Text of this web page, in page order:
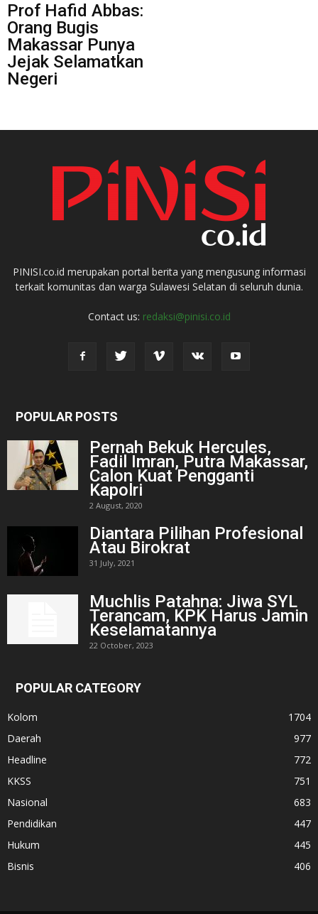
Prof Hafid Abbas:
Orang Bugis
Makassar Punya
Jejak Selamatkan
Negeri
PINISI.co.id merupakan portal berita yang mengusung informasi
terkait komunitas dan warga Sulawesi Selatan di seluruh dunia.
Contact us: redaksi@pinisi.co.id
POPULAR POSTS
Pernah Bekuk Hercules,
Fadil Imran, Putra Makassar,
Calon Kuat Pengganti
Kapolri
2 August, 2020
Diantara Pilihan Profesional
Atau Birokrat
31 July, 2021
Muchlis Patahna: Jiwa SYL
Terancam, KPK Harus Jamin
Keselamatannya
22 October, 2023
POPULAR CATEGORY
Kolom
1704
Daerah
977
Headline
772
KKSS
751
Nasional
683
Pendidikan
447
Hukum
445
Bisnis
406